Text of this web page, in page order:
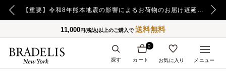
【重要】令和8年熊本地震の影響によるお荷物のお届け遅延について
11,000円(税込)以上のご購入で送料無料
カート
0
お気に入り
探す メニュー